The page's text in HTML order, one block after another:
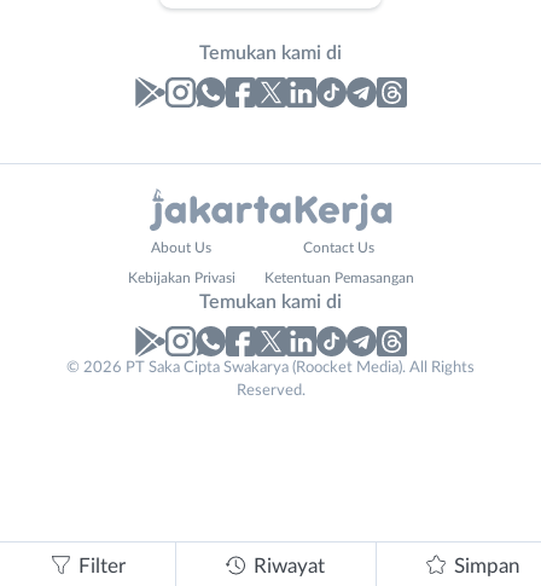
Temukan kami di
No. Telp /
Email *
Asisten
Selatan
Filter Riwayat Simpan
About Us Contact Us
Kebijakan Privasi Ketentuan Pemasangan
Temukan kami di
© 2026 PT Saka Cipta Swakarya (Roocket Media). All Rights
Reserved.